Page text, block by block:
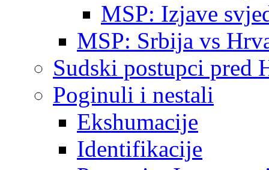
MSP: Izjave
MSP: Srbija vs
Sudski postupci pred
Poginuli i nestali
Ekshumacije
Identifikacije